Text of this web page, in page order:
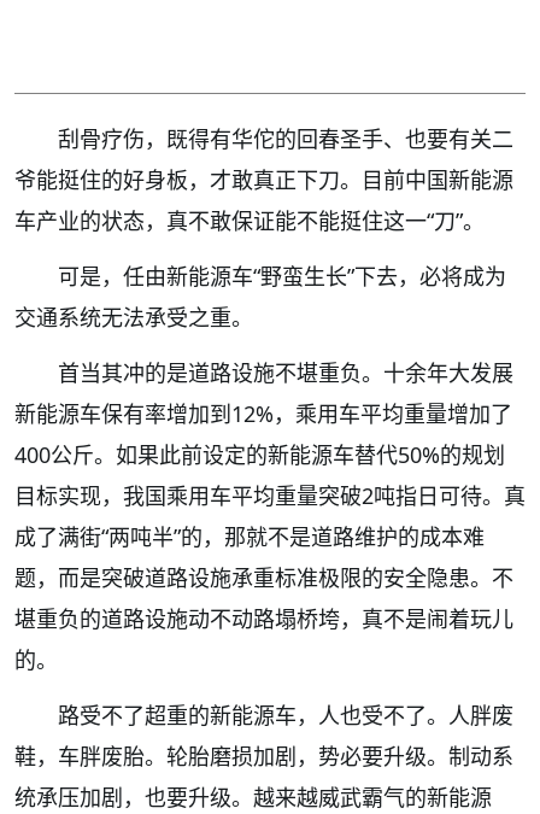
刮骨疗伤，既得有华佗的回春圣手、也要有关二
爷能挺住的好身板，才敢真正下刀。目前中国新能源
车产业的状态，真不敢保证能不能挺住这一“刀”。
可是，任由新能源车“野蛮生长”下去，必将成为
交通系统无法承受之重。
首当其冲的是道路设施不堪重负。十余年大发展
新能源车保有率增加到12%，乘用车平均重量增加了
400公斤。如果此前设定的新能源车替代50%的规划
目标实现，我国乘用车平均重量突破2吨指日可待。真
成了满街“两吨半”的，那就不是道路维护的成本难
题，而是突破道路设施承重标准极限的安全隐患。不
堪重负的道路设施动不动路塌桥垮，真不是闹着玩儿
的。
路受不了超重的新能源车，人也受不了。人胖废
鞋，车胖废胎。轮胎磨损加剧，势必要升级。制动系
统承压加剧，也要升级。越来越威武霸气的新能源